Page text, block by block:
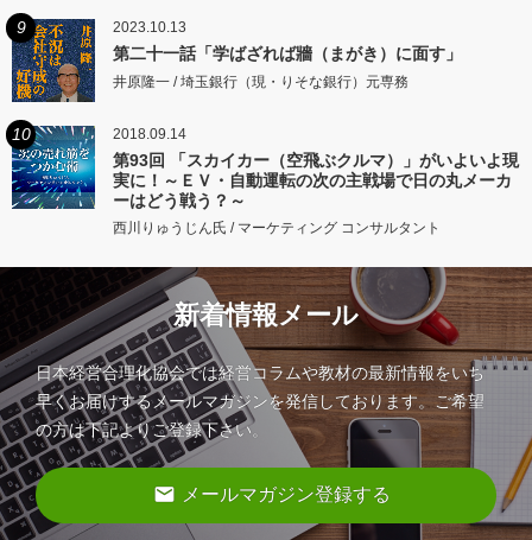
9 2023.10.13
第二十一話「学ばざれば牆（まがき）に面す」
井原隆一 / 埼玉銀行（現・りそな銀行）元専務
10 2018.09.14
第93回 「スカイカー（空飛ぶクルマ）」がいよいよ現
実に！～ＥＶ・自動運転の次の主戦場で日の丸メーカ
ーはどう戦う？～
西川りゅうじん氏 / マーケティング コンサルタント
新着情報メール
日本経営合理化協会では経営コラムや教材の最新情報をいち
早くお届けするメールマガジンを発信しております。ご希望
の方は下記よりご登録下さい。
email メールマガジン登録する